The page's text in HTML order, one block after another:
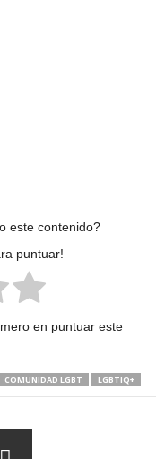
este contenido?
puntuar!
en puntuar este
COMUNIDAD LGBT LGBTIQ+